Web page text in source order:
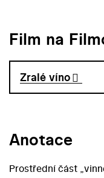
Film na
Zralé víno
Anotace
Prostřední část